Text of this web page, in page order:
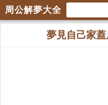
周公解夢大全
夢見自己家